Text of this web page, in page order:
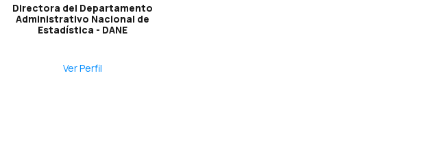
Directora del Departamento
Administrativo Nacional de
Estadística - DANE
Ver Perfil